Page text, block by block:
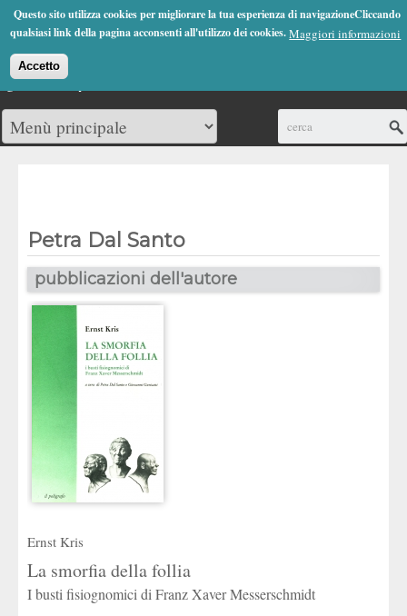
Questo sito utilizza cookies per migliorare la tua esperienza di navigazioneCliccando
qualsiasi link della pagina acconsenti all'utilizzo dei cookies.Maggiori informazioni
Accetto
Jump to Navigation
(0)
Petra Dal Santo
pubblicazioni dell'autore
Ernst Kris
La smorfia della follia
I busti fisiognomici di Franz Xaver Messerschmidt